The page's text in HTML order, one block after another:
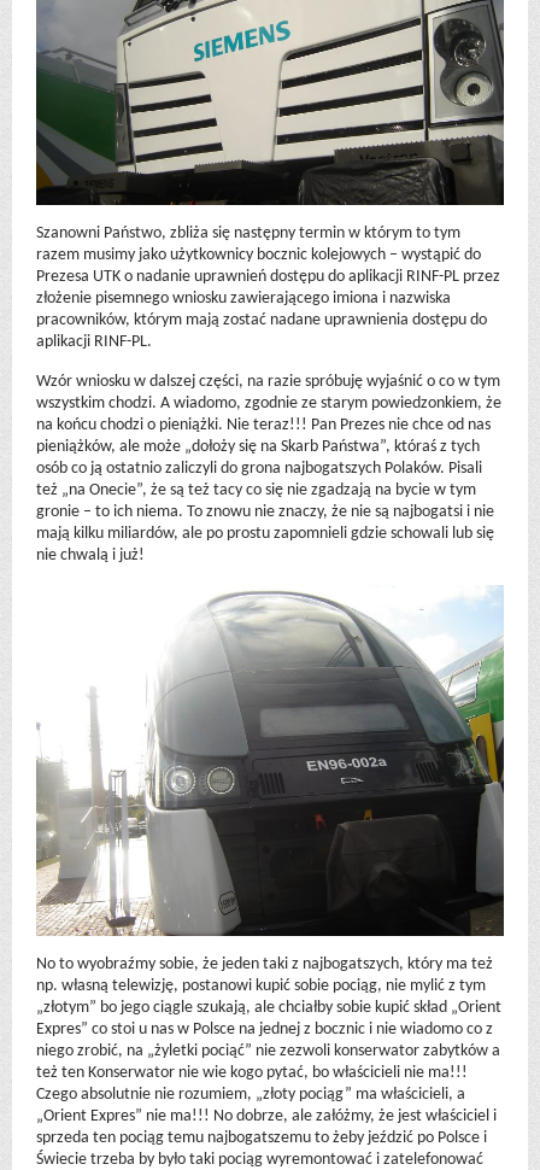
Szanowni Państwo, zbliża się następny termin w którym to tym
razem musimy jako użytkownicy bocznic kolejowych – wystąpić do
Prezesa UTK o nadanie uprawnień dostępu do aplikacji RINF-PL przez
złożenie pisemnego wniosku zawierającego imiona i nazwiska
pracowników, którym mają zostać nadane uprawnienia dostępu do
aplikacji RINF-PL.
Wzór wniosku w dalszej części, na razie spróbuję wyjaśnić o co w tym
wszystkim chodzi. A wiadomo, zgodnie ze starym powiedzonkiem, że
na końcu chodzi o pieniążki. Nie teraz!!! Pan Prezes nie chce od nas
pieniążków, ale może „dołoży się na Skarb Państwa”, któraś z tych
osób co ją ostatnio zaliczyli do grona najbogatszych Polaków. Pisali
też „na Onecie”, że są też tacy co się nie zgadzają na bycie w tym
gronie – to ich niema. To znowu nie znaczy, że nie są najbogatsi i nie
mają kilku miliardów, ale po prostu zapomnieli gdzie schowali lub się
nie chwalą i już!
No to wyobraźmy sobie, że jeden taki z najbogatszych, który ma też
np. własną telewizję, postanowi kupić sobie pociąg, nie mylić z tym
„złotym” bo jego ciągle szukają, ale chciałby sobie kupić skład „Orient
Expres” co stoi u nas w Polsce na jednej z bocznic i nie wiadomo co z
niego zrobić, na „żyletki pociąć” nie zezwoli konserwator zabytków a
też ten Konserwator nie wie kogo pytać, bo właścicieli nie ma!!!
Czego absolutnie nie rozumiem, „złoty pociąg” ma właścicieli, a
„Orient Expres” nie ma!!! No dobrze, ale załóżmy, że jest właściciel i
sprzeda ten pociąg temu najbogatszemu to żeby jeździć po Polsce i
Świecie trzeba by było taki pociąg wyremontować i zatelefonować